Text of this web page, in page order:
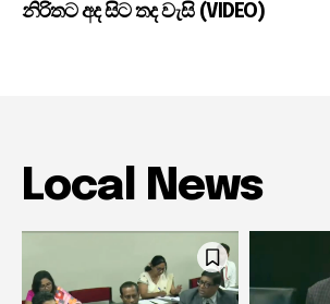
නිරිතට අද සිට තද වැසි (VIDEO)
Local News